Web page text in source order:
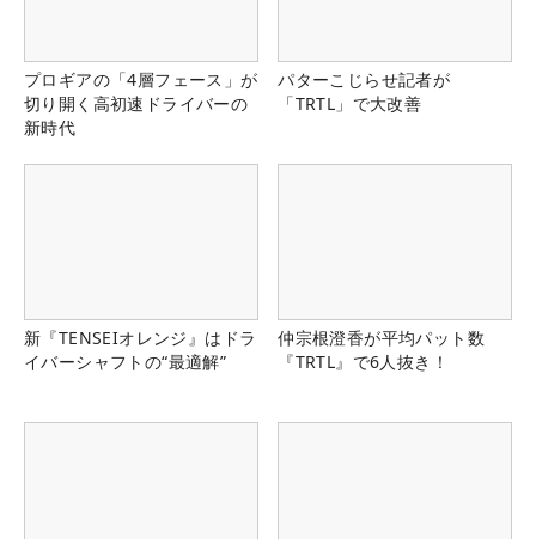
プロギアの「4層フェース」が
切り開く高初速ドライバーの
新時代
パターこじらせ記者が
「TRTL」で大改善
新『TENSEIオレンジ』はドラ
イバーシャフトの“最適解”
仲宗根澄香が平均パット数
『TRTL』で6人抜き！